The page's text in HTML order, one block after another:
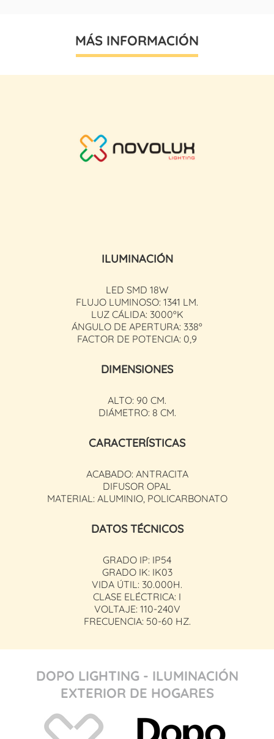
MÁS INFORMACIÓN
ILUMINACIÓN
LED SMD 18W
FLUJO LUMINOSO: 1341 LM.
LUZ CÁLIDA: 3000ºK
ÁNGULO DE APERTURA: 338º
FACTOR DE POTENCIA: 0,9
DIMENSIONES
ALTO: 90 CM.
DIÁMETRO: 8 CM.
CARACTERÍSTICAS
ACABADO: ANTRACITA
DIFUSOR OPAL
MATERIAL: ALUMINIO, POLICARBONATO
DATOS TÉCNICOS
GRADO IP: IP54
GRADO IK: IK03
VIDA ÚTIL: 30.000H.
CLASE ELÉCTRICA: I
VOLTAJE: 110-240V
FRECUENCIA: 50-60 HZ.
DOPO LIGHTING - ILUMINACIÓN
EXTERIOR DE HOGARES